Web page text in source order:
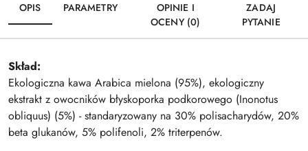
OPIS PARAMETRY
OPINIE I
OCENY (0)
ZADAJ
PYTANIE
Skład:
Ekologiczna kawa Arabica mielona (95%), ekologiczny
ekstrakt z owocników błyskoporka podkorowego (Inonotus
obliquus) (5%) - standaryzowany na 30% polisacharydów, 20%
beta glukanów, 5% polifenoli, 2% triterpenów.